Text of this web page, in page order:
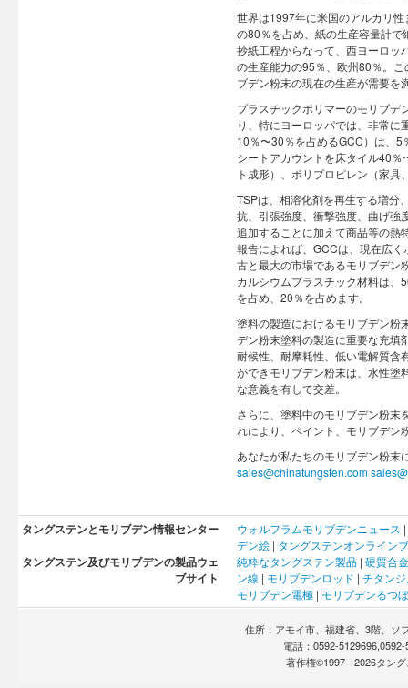
世界は1997年に米国のアルカリ
の80％を占め、紙の生産容量計
抄紙工程からなって、西ヨーロッ
の生産能力の95％、欧州80％。
ブデン粉末の現在の生産が需要を
プラスチックポリマーのモリブデ
り、特にヨーロッパでは、非常
10％〜30％を占めるGCC）は、
シートアカウントを床タイル40
ト成形）、ポリプロピレン（家
TSPは、相溶化剤を再生する増分
抗、引張強度、衝撃強度、曲げ強
追加することに加えて商品等の熱
報告によれば、GCCは、現在広
古と最大の市場であるモリブデン
カルシウムプラスチック材料は
を占め、20％を占めます。
塗料の製造におけるモリブデン粉
デン粉末塗料の製造に重要な充填
耐候性、耐摩耗性、低い電解質含
ができモリブデン粉末は、水性塗
な意義を有して交差。
さらに、塗料中のモリブデン粉末
れにより、ペイント、モリブデン
あなたが私たちのモリブデン粉末
sales@chinatungsten.com
タングステンとモリブデン情報センター ウォルフラムモリブデンニュース |
デン絵 | タングステンオンライン
タングステン及びモリブデンの製品ウェ
ブサイト
純粋なタングステン製品 | 硬質合金
ン線 | モリブデンロッド | チタン
モリブデン電極 | モリブデンるつぼ
住所：アモイ市、福建省、3階、ソ
電話：0592-
著作権©1997 - 2026タン